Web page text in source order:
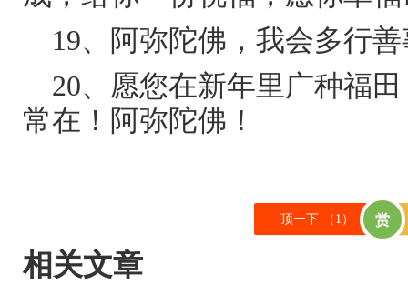
19、阿弥陀佛，我会多行
20、愿您在新年里广种福
常在！阿弥陀佛！
顶一下 （ 1 ） 赏
相关文章